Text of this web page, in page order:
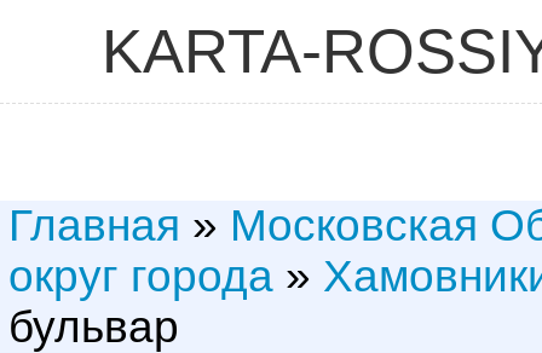
KARTA-
Главная » Московская
округ города »
бульвар